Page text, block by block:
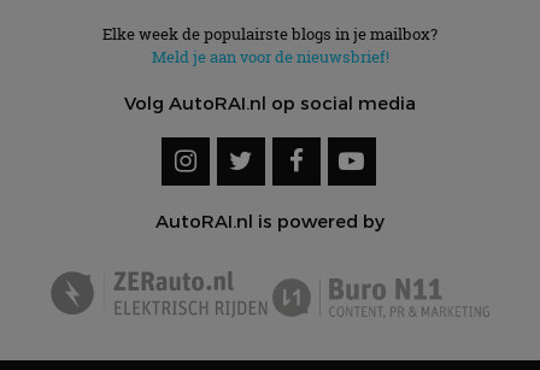
Elke week de populairste blogs in je mailbox?
Meld je aan voor de nieuwsbrief!
Volg AutoRAI.nl op social media
AutoRAI.nl is powered by